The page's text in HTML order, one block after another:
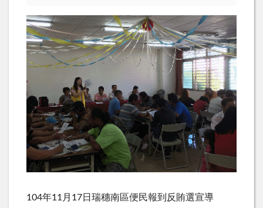
104年11月17日瑞穗南區便民報到反賄選宣導